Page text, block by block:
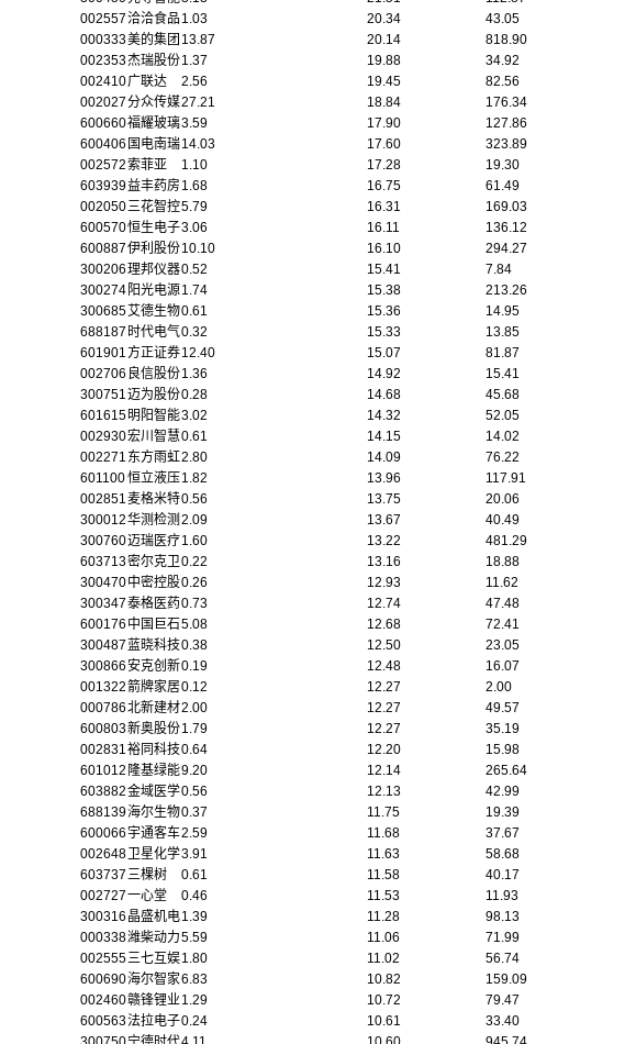
002557洽洽食品 1.03 20.34
43.05
000333美的集团 13.87 20.14
818.90
002353杰瑞股份1.37 19.88
34.92
002410广联达 2.56 19.45
82.56
002027分众传媒27.21 18.84
176.34
600660福耀玻璃3.59 17.90
127.86
600406 国电南瑞14.03 17.60
323.89
002572索菲亚 1.10 17.28
19.30
603939益丰药房 1.68 16.75
61.49
002050三花智控5.79 16.31
169.03
600570恒生电子3.06 16.11
136.12
600887伊利股份10.10 16.10
294.27
300206理邦仪器0.52 15.41
7.84
300274 阳光电源1.74 15.38
213.26
300685艾德生物0.61 15.36
14.95
688187 时代电气0.32 15.33
13.85
601901方正证券12.40 15.07
81.87
002706 良信股份1.36 14.92
15.41
300751迈为股份0.28 14.68
45.68
601615明阳智能3.02 14.32
52.05
002930宏川智慧0.61 14.15
14.02
002271 东方雨虹2.80 14.09
76.22
601100恒立液压1.82 13.96
117.91
002851麦格米特0.56 13.75
20.06
300012华测检测 2.09 13.67
40.49
300760迈瑞医疗1.60 13.22
481.29
603713密尔克卫0.22 13.16
18.88
300470中密控股0.26 12.93
11.62
300347泰格医药0.73 12.74
47.48
600176 中国巨石5.08 12.68
72.41
300487 蓝晓科技0.38 12.50
23.05
300866安克创新0.19 12.48
16.07
001322箭牌家居0.12 12.27
2.00
000786北新建材2.00 12.27
49.57
600803新奥股份1.79 12.27
35.19
002831裕同科技0.64 12.20
15.98
601012 隆基绿能9.20 12.14
265.64
603882金域医学0.56 12.13
42.99
688139海尔生物0.37 11.75
19.39
600066宇通客车2.59 11.68
37.67
002648 卫星化学3.91 11.63
58.68
603737三棵树 0.61 11.58
40.17
002727一心堂 0.46 11.53
11.93
300316 晶盛机电1.39 11.28
98.13
000338潍柴动力5.59 11.06
71.99
002555三七互娱1.80 11.02
56.74
600690海尔智家6.83 10.82
159.09
002460赣锋锂业1.29 10.72
79.47
600563法拉电子0.24 10.61
33.40